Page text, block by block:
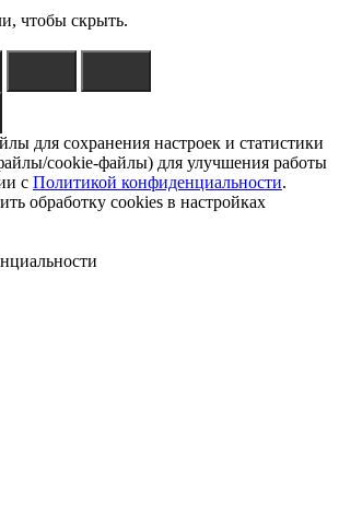
чтобы скрыть.
для сохранения настроек и статистики
cookie-файлы) для улучшения работы
с Политикой конфиденциальности.
обработку cookies в настройках